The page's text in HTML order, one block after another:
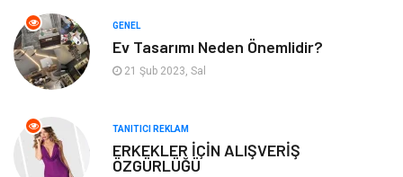
Gayrimenkul
Anne & Çocuk Müzik
Tatil Genel Kültür
GENEL
Ev Tasarımı Neden Önemlidir?
21 Şub 2023, Sal
TANITICI REKLAM
ERKEKLER İÇİN ALIŞVERİŞ
ÖZGÜRLÜĞÜ